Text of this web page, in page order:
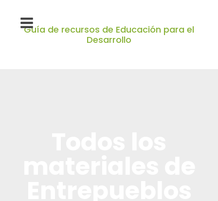
Guía de recursos de Educación para el
Desarrollo